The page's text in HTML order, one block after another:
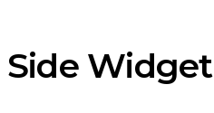
Side Widget